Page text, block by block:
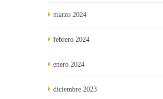
marzo 2024
febrero 2024
enero 2024
diciembre 2023